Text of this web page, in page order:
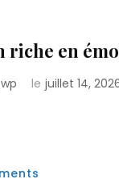
riche en
le juillet 14,